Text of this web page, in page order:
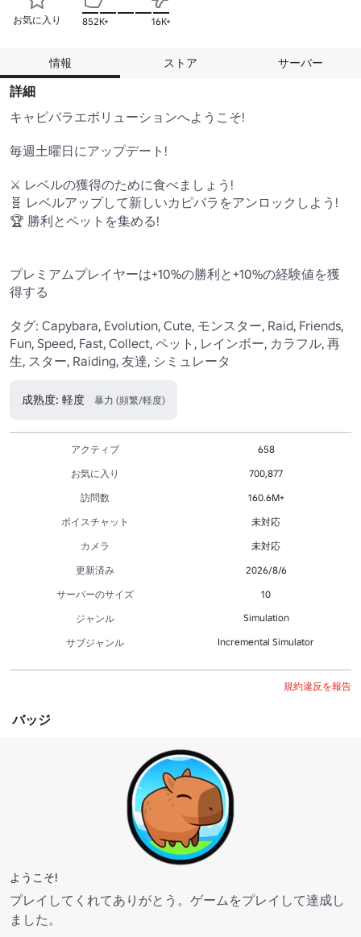
お気に入り 852K+ 16K+
情報 ストア サーバー
詳細
キャピバラエボリューションへようこそ!
毎週土曜日にアップデート!
⚔️ レベルの獲得のために食べましょう!
🧬 レベルアップして新しいカピバラをアンロックしよう!
🏆 勝利とペットを集める!
プレミアムプレイヤーは+10%の勝利と+10%の経験値を獲
得する
タグ: Capybara, Evolution, Cute, モンスター, Raid, Friends,
Fun, Speed, Fast, Collect, ペット, レインボー, カラフル, 再
生, スター, Raiding, 友達, シミュレータ
成熟度: 軽度 暴力 (頻繁/軽度)
アクティブ
658
お気に入り
700,877
訪問数
160.6M+
ボイスチャット
未対応
カメラ
未対応
更新済み
2026/8/6
サーバーのサイズ
10
ジャンル
Simulation
サブジャンル Incremental Simulator
規約違反を報告
バッジ
ようこそ!
プレイしてくれてありがとう。ゲームをプレイして達成し
ました。